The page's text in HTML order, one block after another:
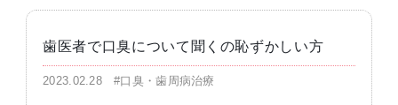
歯医者で口臭について聞くの恥ずかしい方
2023.02.28#口臭・歯周病治療